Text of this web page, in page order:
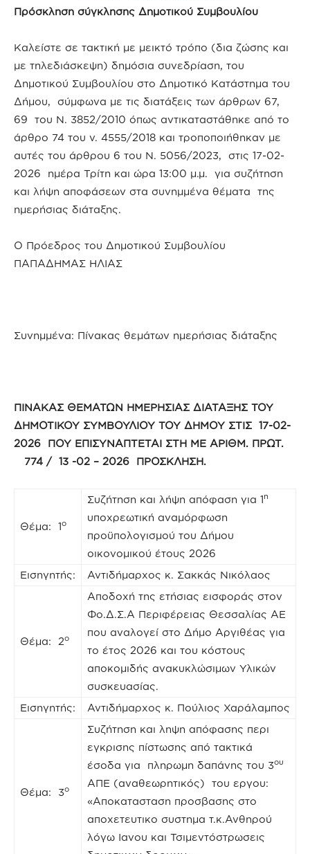
Πρόσκληση σύγκλησης Δημοτικού Συμβουλίου
Καλείστε σε τακτική με μεικτό τρόπο (δια ζώσης και
με τηλεδιάσκεψη) δημόσια συνεδρίαση, του
Δημοτικού Συμβουλίου στο Δημοτικό Κατάστημα του
Δήμου, σύμφωνα με τις διατάξεις των άρθρων 67,
69 του Ν. 3852/2010 όπως αντικαταστάθηκε από το
άρθρο 74 του ν. 4555/2018 και τροποποιήθηκαν με
αυτές του άρθρου 6 του Ν. 5056/2023, στις 17-02-
2026 ημέρα Τρίτη και ώρα 13:00 μ.μ. για συζήτηση
και λήψη αποφάσεων στα συνημμένα θέματα της
ημερήσιας διάταξης.
Ο Πρόεδρος του Δημοτικού Συμβουλίου
ΠΑΠΑΔΗΜΑΣ ΗΛΙΑΣ
Συνημμένα: Πίνακας θεμάτων ημερήσιας διάταξης
ΠΙΝΑΚΑΣ ΘΕΜΑΤΩΝ ΗΜΕΡΗΣΙΑΣ ΔΙΑΤΑΞΗΣ ΤΟΥ
ΔΗΜΟΤΙΚΟΥ ΣΥΜΒΟΥΛΙΟΥ ΤΟΥ ΔΗΜΟΥ ΣΤΙΣ 17-02-
2026 ΠΟΥ ΕΠΙΣΥΝΑΠΤΕΤΑΙ ΣΤΗ ΜΕ ΑΡΙΘΜ. ΠΡΩΤ.
774 / 13 -02 – 2026 ΠΡΟΣΚΛΗΣΗ.
Θέμα: 1ο
Συζήτηση και λήψη απόφαση για 1η
υποχρεωτική αναμόρφωση
προϋπολογισμού του Δήμου
οικονομικού έτους 2026
Εισηγητής:
Αντιδήμαρχος κ. Σακκάς Νικόλαος
Θέμα: 2ο
Αποδοχή της ετήσιας εισφοράς στον
Φο.Δ.Σ.Α Περιφέρειας Θεσσαλίας ΑΕ
που αναλογεί στο Δήμο Αργιθέας για
το έτος 2026 και του κόστους
αποκομιδής ανακυκλώσιμων Υλικών
συσκευασίας.
Εισηγητής:
Αντιδήμαρχος κ. Πούλιος Χαράλαμπος
Θέμα: 3ο
Συζήτηση και ληψη απόφασης περι
εγκρισης πίστωσης από τακτικά
έσοδα για πληρωμη δαπάνης του 3ου
ΑΠΕ (αναθεωρητικός) του εργου:
«Αποκατασταση προσβασης στο
αποχετευτικο συστημα τ.κ.Ανθηρού
λόγω Ιανου και Τσιμεντόστρωσεις